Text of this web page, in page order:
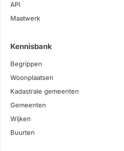
API
Maatwerk
Kennisbank
Begrippen
Woonplaatsen
Kadastrale gemeenten
Gemeenten
Wijken
Buurten